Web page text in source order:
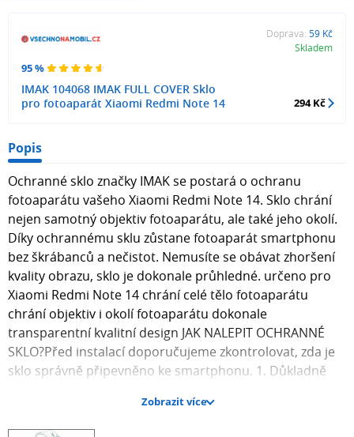
95 %
IMAK 104068 IMAK FULL COVER Sklo
pro fotoaparát Xiaomi Redmi Note 14
Doprava: 59 Kč
Skladem
294 Kč
Popis
Ochranné sklo značky IMAK se postará o ochranu
fotoaparátu vašeho Xiaomi Redmi Note 14. Sklo chrání
nejen samotný objektiv fotoaparátu, ale také jeho okolí.
Díky ochrannému sklu zůstane fotoaparát smartphonu
bez škrábanců a nečistot. Nemusíte se obávat zhoršení
kvality obrazu, sklo je dokonale průhledné. určeno pro
Xiaomi Redmi Note 14 chrání celé tělo fotoaparátu
chrání objektiv i okolí fotoaparátu dokonale
transparentní kvalitní design JAK NALEPIT OCHRANNÉ
SKLO?Před instalací doporučujeme zkontrolovat, zda je
sklo správně připevněno ke smartphonu. 1. Důkladně
pomocí přiložených vlhkých a suchých utěrek. Vlhkým
hadříkem odstraníte nečistoty a suchým hadříkem
Zobrazit více